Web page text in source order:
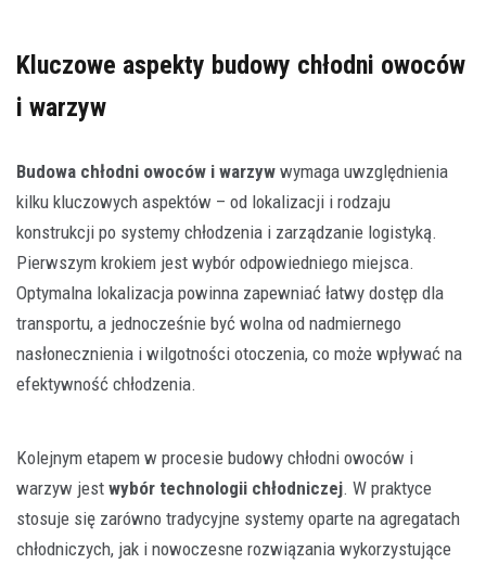
Kluczowe aspekty budowy chłodni owoców
i warzyw
Budowa chłodni owoców i warzyw wymaga uwzględnienia
kilku kluczowych aspektów – od lokalizacji i rodzaju
konstrukcji po systemy chłodzenia i zarządzanie logistyką.
Pierwszym krokiem jest wybór odpowiedniego miejsca.
Optymalna lokalizacja powinna zapewniać łatwy dostęp dla
transportu, a jednocześnie być wolna od nadmiernego
nasłonecznienia i wilgotności otoczenia, co może wpływać na
efektywność chłodzenia.
Kolejnym etapem w procesie budowy chłodni owoców i
warzyw jest wybór technologii chłodniczej. W praktyce
stosuje się zarówno tradycyjne systemy oparte na agregatach
chłodniczych, jak i nowoczesne rozwiązania wykorzystujące